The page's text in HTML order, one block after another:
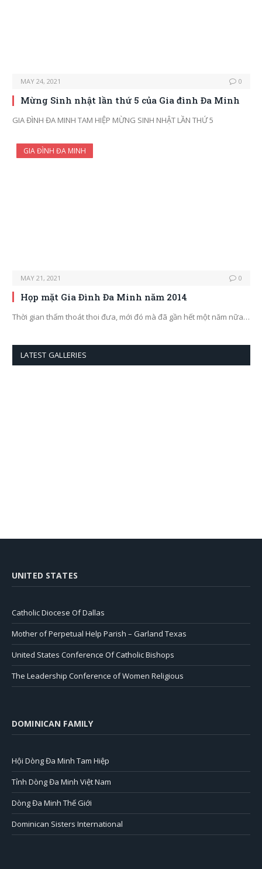
MAY 24, 2021 0
Mừng Sinh nhật lần thứ 5 của Gia đình Đa Minh
GIA ĐÌNH ĐA MINH TAM HIỆP MỪNG SINH NHẬT LẦN THỨ 5
GIA ĐÌNH ĐA MINH
MAY 21, 2021 0
Họp mặt Gia Đình Đa Minh năm 2014
Thời gian thấm thoát thoi đưa, mới đó mà đã gần hết một năm nữa…
LATEST GALLERIES
UNITED STATES
Catholic Diocese Of Dallas
Mother of Perpetual Help Parish – Garland Texas
United States Conference Of Catholic Bishops
The Leadership Conference of Women Religious
DOMINICAN FAMILY
Hội Dòng Đa Minh Tam Hiệp
Tỉnh Dòng Đa Minh Việt Nam
Dòng Đa Minh Thế Giới
Dominican Sisters International